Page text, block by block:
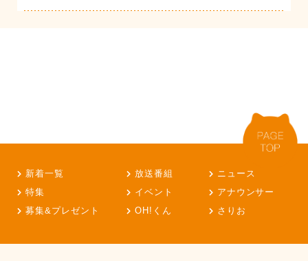
新着一覧 放送番組
ニュース
特集
イベント
アナウンサー
募集&プレゼント
OH!くん さりお